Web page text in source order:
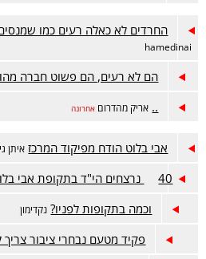
החרדים לא כאלה רעים כמו
hamedinai
הם לא רעים, הם פשוט חברה
.. אריק מהדרום אחרונה
אבי בלוט הודח מפיקוד המרכז איתן
40 נרצחים הי"ד בתקופת אבי בלוט
וכמה בתקופות לפניו? נקדימון
פקיד מטעם נבחרי ציבור